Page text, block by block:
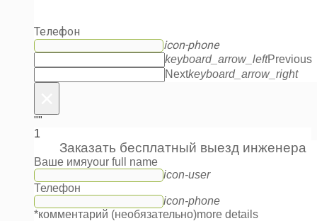
Телефон
icon-phone
keyboard_arrow_leftPrevious
Nextkeyboard_arrow_right
""
1
Заказать бесплатный выезд инженера
Ваше имяyour full name
icon-user
Телефон
icon-phone
*комментарий (необязательно)more details